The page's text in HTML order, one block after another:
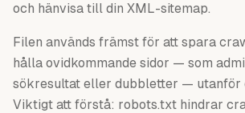
och hänvisa till din XML-sitemap.
Filen används främst för att spara
hålla ovidkommande sidor — som
sökresultat eller dubbletter — utanför
Viktigt att förstå: robots.txt hindrar